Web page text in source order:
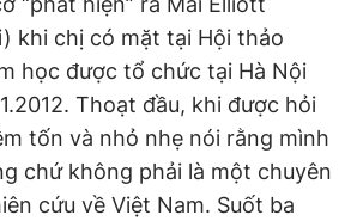
Ngọc Toàn
trực: Hải Thành
Hiếu Dũng
Việt Hưng
Đức Trung
110/GP - BTTTT cấp ngày 24.3.2020
thuộc về Báo Thanh Niên. Cấm sao
nếu không có sự chấp thuận bằng văn
Technologies, JSC.
khi chị có mặt tại Hội thảo
học được tổ chức tại Hà Nội
Thoạt đầu, khi được hỏi
tốn và nhỏ nhẹ nói rằng mình
chứ không phải là một chuyên
cứu về Việt Nam. Suốt ba